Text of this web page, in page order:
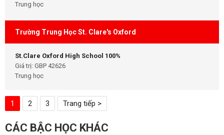
Trung học
Trường Trung Học St. Clare's Oxford
St.Clare Oxford High School 100%
Giá trị: GBP 42626
Trung học
1 2 3 Trang tiếp >
CÁC BẬC HỌC KHÁC